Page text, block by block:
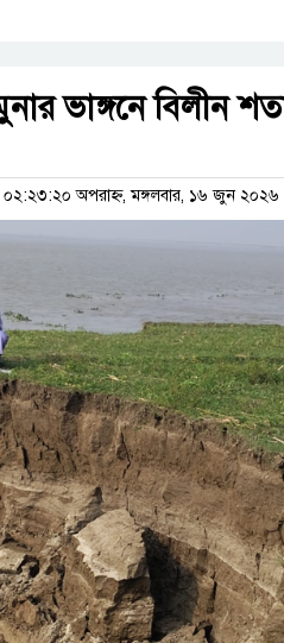
ভাঙ্গনে বিলীন
অপরাহ্ন, মঙ্গলবার, ১৬ জুন ২০২৬